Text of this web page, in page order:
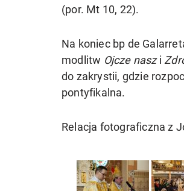
(por. Mt 10, 22).
Na koniec bp de
modlitw Ojcze naszi
do zakrystii, gdzie
pontyfikalna.
Relacja fotograficzna z